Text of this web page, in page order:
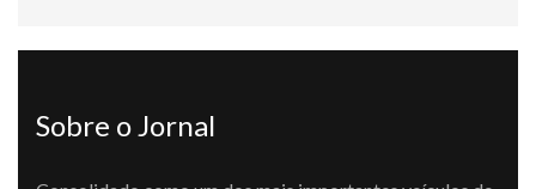
Sobre o Jornal